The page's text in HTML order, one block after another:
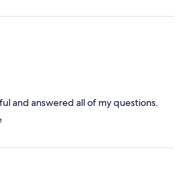
and answered all of my questions.